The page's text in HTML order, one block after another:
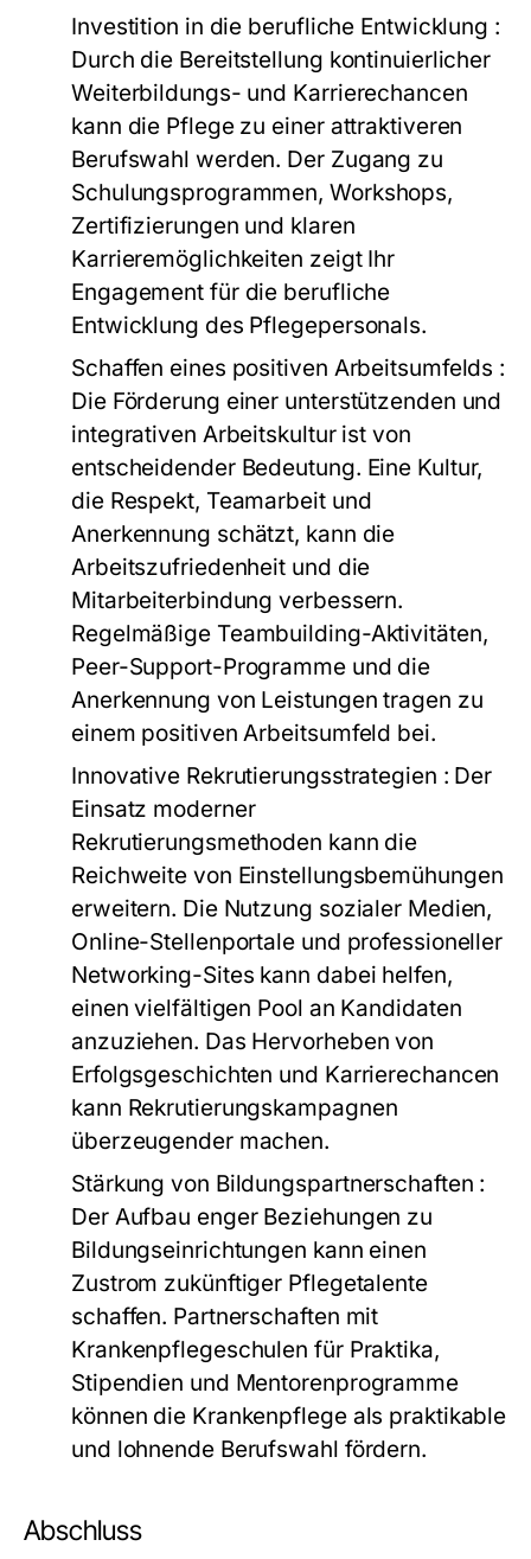
Investition in die berufliche Entwicklung :
Durch die Bereitstellung kontinuierlicher
Weiterbildungs- und Karrierechancen
kann die Pflege zu einer attraktiveren
Berufswahl werden. Der Zugang zu
Schulungsprogrammen, Workshops,
Zertifizierungen und klaren
Karrieremöglichkeiten zeigt Ihr
Engagement für die berufliche
Entwicklung des Pflegepersonals.
Schaffen eines positiven Arbeitsumfelds :
Die Förderung einer unterstützenden und
integrativen Arbeitskultur ist von
entscheidender Bedeutung. Eine Kultur,
die Respekt, Teamarbeit und
Anerkennung schätzt, kann die
Arbeitszufriedenheit und die
Mitarbeiterbindung verbessern.
Regelmäßige Teambuilding-Aktivitäten,
Peer-Support-Programme und die
Anerkennung von Leistungen tragen zu
einem positiven Arbeitsumfeld bei.
Innovative Rekrutierungsstrategien : Der
Einsatz moderner
Rekrutierungsmethoden kann die
Reichweite von Einstellungsbemühungen
erweitern. Die Nutzung sozialer Medien,
Online-Stellenportale und professioneller
Networking-Sites kann dabei helfen,
einen vielfältigen Pool an Kandidaten
anzuziehen. Das Hervorheben von
Erfolgsgeschichten und Karrierechancen
kann Rekrutierungskampagnen
überzeugender machen.
Stärkung von Bildungspartnerschaften :
Der Aufbau enger Beziehungen zu
Bildungseinrichtungen kann einen
Zustrom zukünftiger Pflegetalente
schaffen. Partnerschaften mit
Krankenpflegeschulen für Praktika,
Stipendien und Mentorenprogramme
können die Krankenpflege als praktikable
und lohnende Berufswahl fördern.
Abschluss